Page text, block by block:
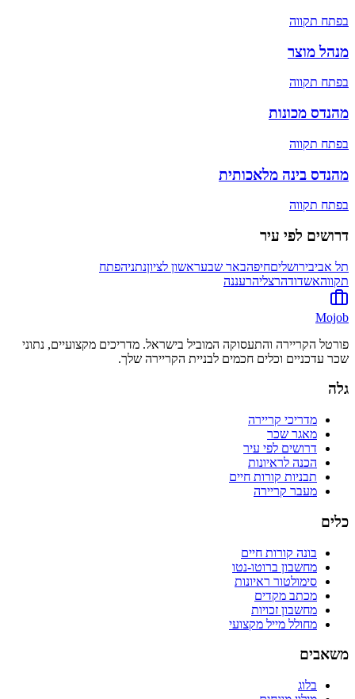
בפתח תקווה
מנהל מוצר
בפתח תקווה
מהנדס מכונות
בפתח תקווה
מהנדס בינה מלאכותית
בפתח תקווה
דרושים לפי עיר
תל אביבירושליםחיפהבאר שבעראשון לציוןנתניהפתח
תקווהאשדודהרצליהרעננה
Mojob
פורטל הקריירה והתעסוקה המוביל בישראל. מדריכים מקצועיים, נתוני
שכר עדכניים וכלים חכמים לבניית הקריירה שלך.
גלה
מדריכי קריירה
מאגר שכר
דרושים לפי עיר
הכנה לראיונות
תבניות קורות חיים
מעבר קריירה
כלים
בונה קורות חיים
מחשבון ברוטו-נטו
סימולטור ראיונות
מכתב מקדים
מחשבון זכויות
מחולל מייל מקצועי
משאבים
בלוג